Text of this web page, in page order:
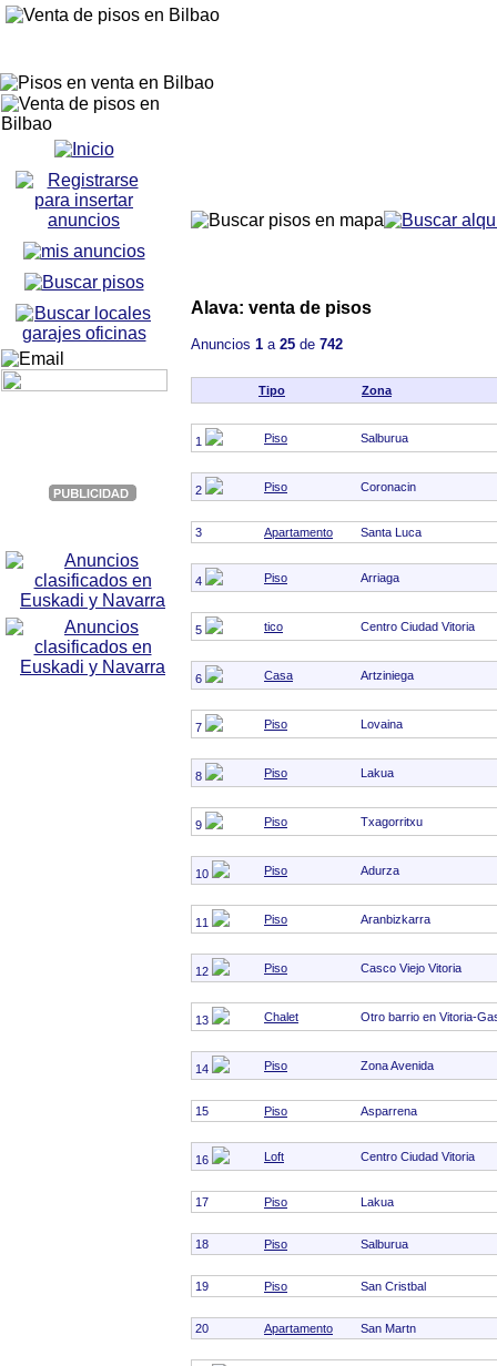
Alava: venta de pisos
Anuncios 1 a 25 de 742
Tipo Zona
1 Piso Salburua
2 Piso Coronacin
3 Apartamento Santa Luca
4 Piso Arriaga
5 tico Centro Ciudad Vitoria
6 Casa Artziniega
7 Piso Lovaina
8 Piso Lakua
9 Piso Txagorritxu
10 Piso Adurza
11 Piso Aranbizkarra
12 Piso Casco Viejo Vitoria
13 Chalet Otro barrio en Vitoria-
14 Piso Zona Avenida
15 Piso Asparrena
16 Loft Centro Ciudad Vitoria
17 Piso Lakua
18 Piso Salburua
19 Piso San Cristbal
20 Apartamento San Martn